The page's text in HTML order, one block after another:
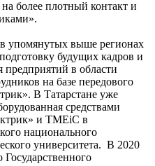
более плотный контакт и
упомянутых выше регионах
будущих кадров и
предприятий в области
на базе передового
В Татарстане уже
средствами
и TMEiC в
национального
университета. В 2020